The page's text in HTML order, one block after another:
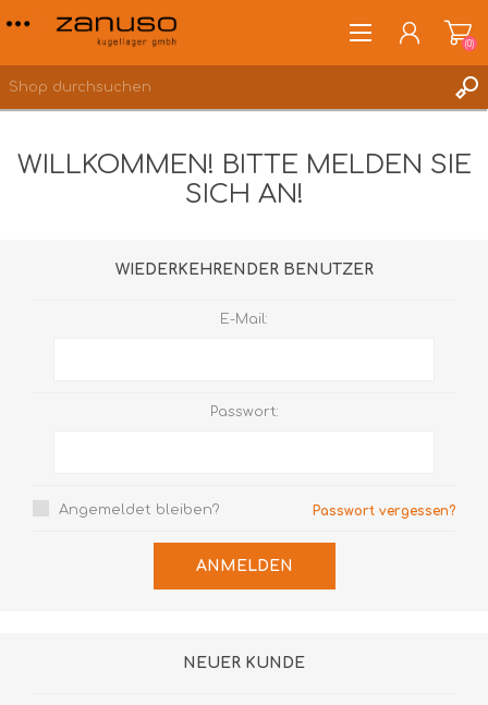
(0)
WILLKOMMEN! BITTE MELDEN SIE
SICH AN!
WIEDERKEHRENDER BENUTZER
E-Mail:
Passwort:
Angemeldet bleiben? Passwort vergessen?
ANMELDEN
NEUER KUNDE